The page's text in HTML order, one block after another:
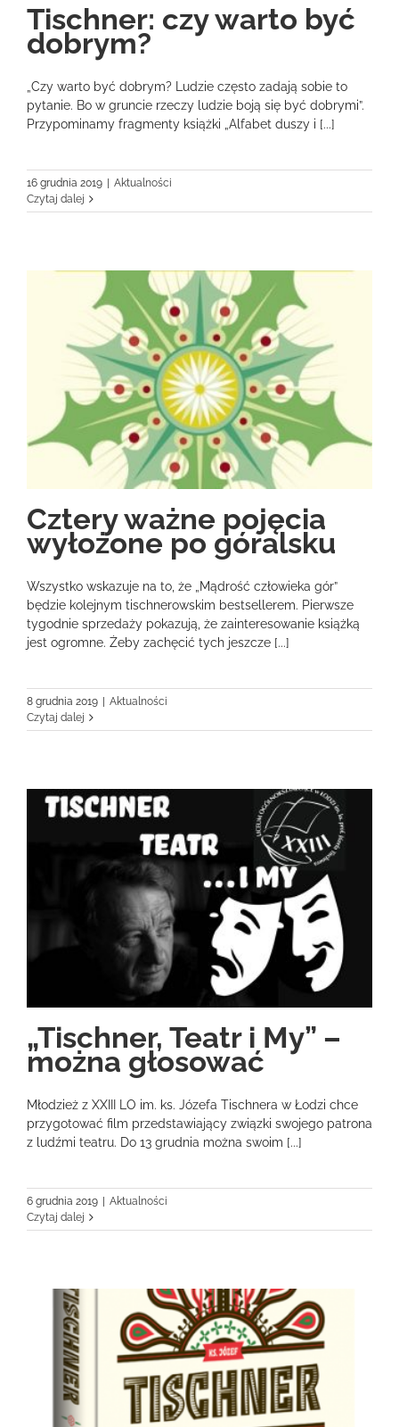
Tischner: czy warto być
dobrym?
„Czy warto być dobrym? Ludzie często zadają sobie to
pytanie. Bo w gruncie rzeczy ludzie boją się być dobrymi”.
Przypominamy fragmenty książki „Alfabet duszy i [...]
16 grudnia 2019 | Aktualności
Czytaj dalej
Cztery ważne pojęcia
wyłożone po góralsku
Wszystko wskazuje na to, że „Mądrość człowieka gór”
będzie kolejnym tischnerowskim bestsellerem. Pierwsze
tygodnie sprzedaży pokazują, że zainteresowanie książką
jest ogromne. Żeby zachęcić tych jeszcze [...]
8 grudnia 2019 | Aktualności
Czytaj dalej
„Tischner, Teatr i My” –
można głosować
Młodzież z XXIII LO im. ks. Józefa Tischnera w Łodzi chce
przygotować film przedstawiający związki swojego patrona
z ludźmi teatru. Do 13 grudnia można swoim [...]
6 grudnia 2019 | Aktualności
Czytaj dalej